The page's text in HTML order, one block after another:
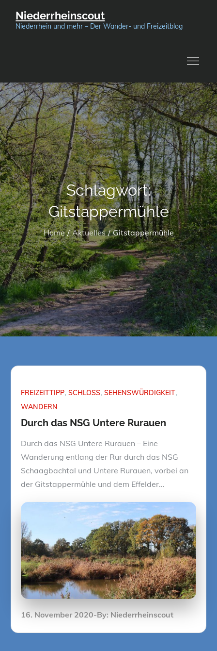
Niederrheinscout
Niederrhein und mehr – Der Wander- und Freizeitblog
Schlagwort:
Gitstappermühle
Home Aktuelles Gitstappermühle
FREIZEITTIPP SCHLOSS SEHENSWÜRDIGKEIT
WANDERN
Durch das NSG Untere Rurauen
Durch das NSG Untere Rurauen – Eine
Wanderung entlang der Rur durch das NSG
Schaagbachtal und Untere Rurauen, vorbei an
der Gitstappermühle und dem Effelder…
Posted
16. November 2020 By: Niederrheinscout